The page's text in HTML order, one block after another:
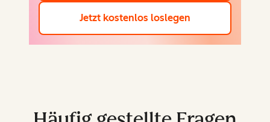
Jetzt kostenlos loslegen